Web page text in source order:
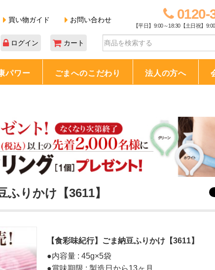
買い物ガイド お問い合わせ 0120-
【平日】9:00～18:30【土日祝】
ログイン カート
パワー ごまへのこだわり 法人の方へ
ふりかけ【3611】
【食彩味紀行】ごま納豆ふりかけ【3611】
●内容量 : 45g×5袋
●賞味期限 : 製造日から13ヶ月